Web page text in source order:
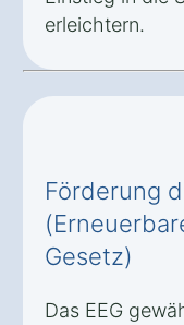
erleichtern.
Förderung
Gesetz)
Das EEG